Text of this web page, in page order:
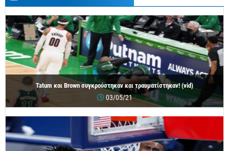
Tatum και Brown συγκρούστηκαν και τραυματίστηκαν! (vid)
03/05/21